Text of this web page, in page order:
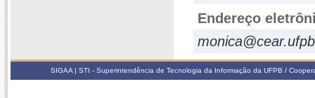
Endereço
SIGAA | STI - Superintendência de Tecnologia da Informação da UFPB /